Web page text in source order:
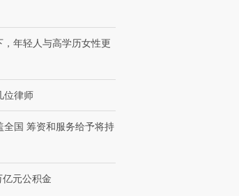
，年轻人与高学历女性更
位律师
全国 筹资和服务给予将持
亿元公积金